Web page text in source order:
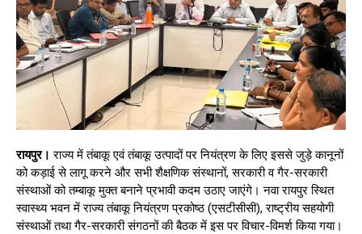
रायपुर।राज्य में तंबाकू एवं तंबाकू उत्पादों पर नियंत्रण के लिए इससे जुड़े कानूनों
को कड़ाई से लागू करने और सभी शैक्षणिक संस्थानों, सरकारी व गैर-सरकारी
संस्थाओं को तम्बाकू मुक्त बनाने प्रभावी कदम उठाए जाएंगे। नवा रायपुर स्थित
स्वास्थ्य भवन में राज्य तंबाकू नियंत्रण प्रकोष्ठ (एसटीसीसी), राष्ट्रीय सहयोगी
संस्थाओं तथा गैर-सरकारी संगठनों की बैठक में इस पर विचार-विमर्श किया गया।